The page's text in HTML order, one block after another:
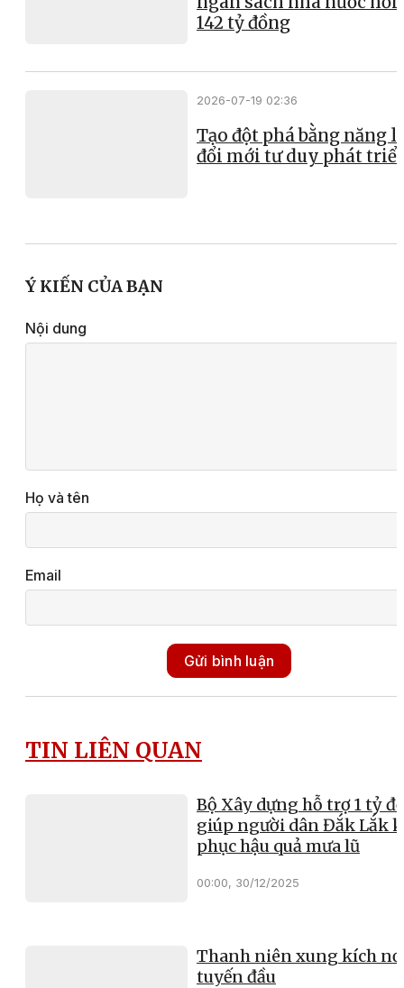
142 tỷ đồng
2026-07-19 02:36
Tạo đột phá bằng năng
đổi mới tư duy phát
Ý KIẾN CỦA BẠN
Nội dung
Họ và tên
Email
Gửi bình luận
TIN LIÊN QUAN
Bộ Xây dựng hỗ trợ 1 tỷ
giúp người dân Đắk Lắk
phục hậu quả mưa lũ
00:00, 30/12/2025
Thanh niên xung kích
tuyến đầu